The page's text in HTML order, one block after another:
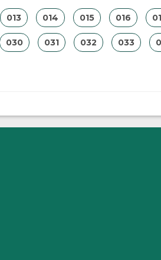
013 014 015 016
030 031 032 033